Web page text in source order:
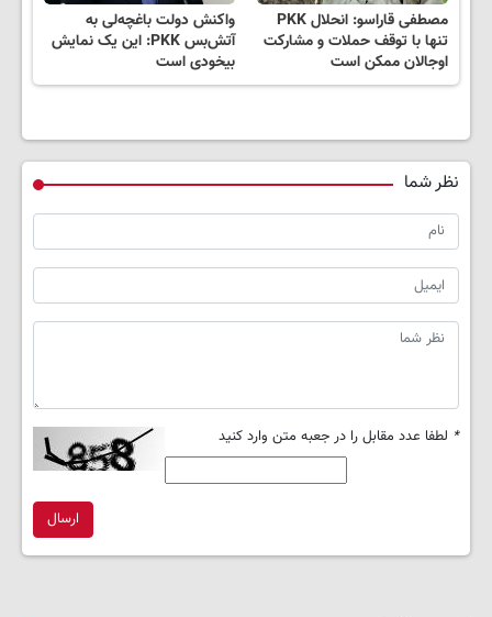
مصطفی قاراسو: انحلال PKK
تنها با توقف حملات و مشارکت
اوجالان ممکن است
واکنش دولت باغچه‌لی به
آتش‌بس PKK: این یک نمایش
بیخودی است
نظر شما
* لطفا عدد مقابل را در جعبه متن وارد کنید
ارسال